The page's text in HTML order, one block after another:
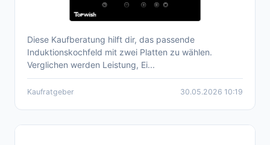
Induktionskochfeld 2 Platten – Kaufberatung
& Vergleich 2026
Diese Kaufberatung hilft dir, das passende
Induktionskochfeld mit zwei Platten zu wählen.
Verglichen werden Leistung, Ei...
Kaufratgeber 30.05.2026 10:19